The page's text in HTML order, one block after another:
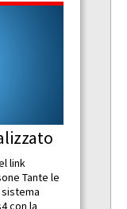
link
Tante le
con la